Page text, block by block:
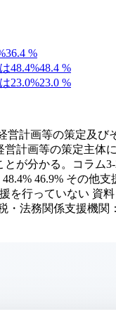
36.4 %
48.4%48.4 %
23.0%23.0 %
計画等の策定及
計画等の策定主
が分かる。コラ
46.9% その他
行っていない 資
法務関係支援機関